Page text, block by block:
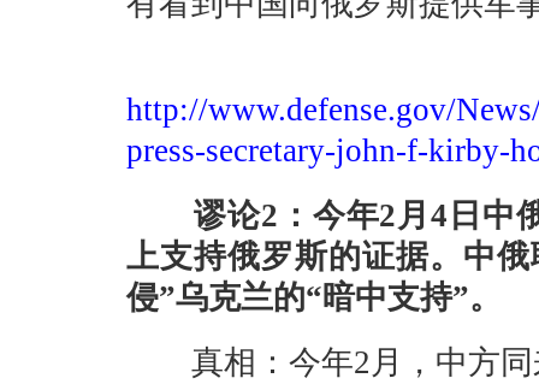
http://www.defense.gov/
press-secretary-john-f-kirby-
谬论2：今年2月4日中俄
上支持俄罗斯的证据。中
侵”乌克兰的“暗中支持”。
真相：今年2月，中方同